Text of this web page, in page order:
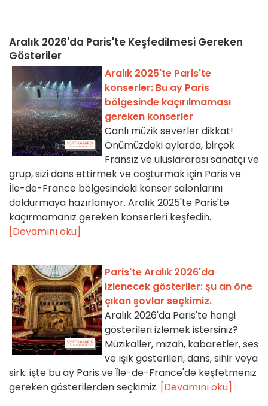
Aralık 2026'da Paris'te Keşfedilmesi Gereken
Gösteriler
Aralık 2025'te Paris'te
konserler: Bu ay Paris
bölgesinde kaçırılmaması
gereken konserler
Canlı müzik severler dikkat!
Önümüzdeki aylarda, birçok
Fransız ve uluslararası sanatçı ve
grup, sizi dans ettirmek ve coşturmak için Paris ve
Île-de-France bölgesindeki konser salonlarını
doldurmaya hazırlanıyor. Aralık 2025'te Paris'te
kaçırmamanız gereken konserleri keşfedin.
[Devamını oku]
Paris'te Aralık 2026'da
izlenecek gösteriler: şu an öne
çıkan şovlar seçkimiz.
Aralık 2026'da Paris'te hangi
gösterileri izlemek istersiniz?
Müzikaller, mizah, kabaretler, ses
ve ışık gösterileri, dans, sihir veya
sirk: işte bu ay Paris ve Île-de-France'de keşfetmeniz
gereken gösterilerden seçkimiz. [Devamını oku]